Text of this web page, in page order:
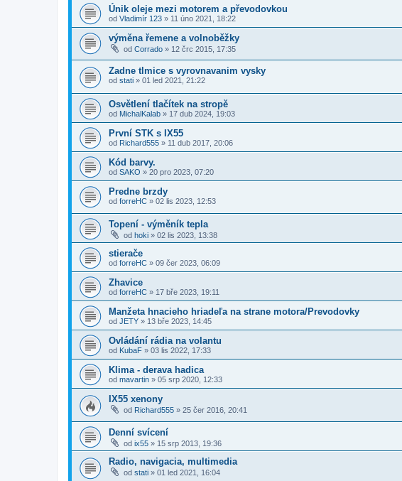
Únik oleje mezi motorem a převodovkou
od Vladimír 123 » 11 úno 2021, 18:22
výměna řemene a volnoběžky
od Corrado » 12 črc 2015, 17:35
Zadne tlmice s vyrovnavanim vysky
od stati » 01 led 2021, 21:22
Osvětlení tlačítek na stropě
od MichalKalab » 17 dub 2024, 19:03
První STK s IX55
od Richard555 » 11 dub 2017, 20:06
Kód barvy.
od SAKO » 20 pro 2023, 07:20
Predne brzdy
od forreHC » 02 lis 2023, 12:53
Topení - výměník tepla
od hoki » 02 lis 2023, 13:38
stierače
od forreHC » 09 čer 2023, 06:09
Zhavice
od forreHC » 17 bře 2023, 19:11
Manžeta hnacieho hriadeľa na strane motora/Prevodovky
od JETY » 13 bře 2023, 14:45
Ovládání rádia na volantu
od KubaF » 03 lis 2022, 17:33
Klima - derava hadica
od mavartin » 05 srp 2020, 12:33
IX55 xenony
od Richard555 » 25 čer 2016, 20:41
Denní svícení
od ix55 » 15 srp 2013, 19:36
Radio, navigacia, multimedia
od stati » 01 led 2021, 16:04